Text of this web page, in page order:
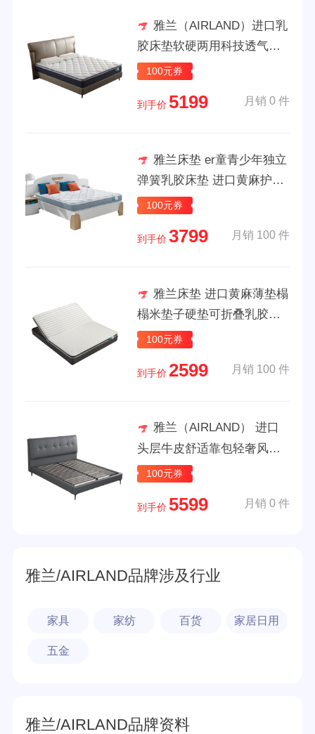
雅兰（AIRLAND）进口乳
胶床垫软硬两用科技透气乳
胶床垫 6D空气垫 金戒指36
100元券
到手价 5199 月销 0 件
雅兰床垫 er童青少年独立
弹簧乳胶床垫 进口黄麻护脊
硬垫 蘭精灵 蘭精灵（抑菌黄
100元券
到手价 3799 月销 100 件
雅兰床垫 进口黄麻薄垫榻
榻米垫子硬垫可折叠乳胶床
垫 硬核黄麻款 二折垫(黄麻100元券
到手价 2599 月销 100 件
雅兰（AIRLAND） 进口
头层牛皮舒适靠包轻奢风真
皮软床卧室双人床婚床 西西
灰） 1.8*2.0m (齐边款)
100元券
到手价 5599 月销 0 件
雅兰/AIRLAND品牌涉及行业
家具 家纺 百货 家居日用
五金
雅兰/AIRLAND品牌资料